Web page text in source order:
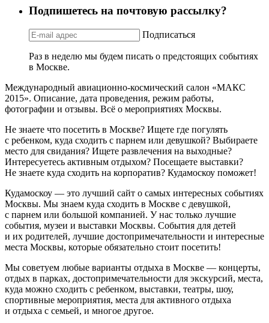
Подпишетесь на почтовую рассылку?
Подписаться
Раз в неделю мы будем писать о предстоящих событиях
в Москве.
Международный авиационно-космический салон «МАКС
2015». Описание, дата проведения, режим работы,
фотографии и отзывы. Всё о мероприятиях Москвы.
Не знаете что посетить в Москве? Ищете где погулять
с ребенком, куда сходить с парнем или девушкой? Выбираете
место для свидания? Ищете развлечения на выходные?
Интересуетесь активным отдыхом? Посещаете выставки?
Не знаете куда сходить на корпоратив? Кудамоскоу поможет!
Кудамоскоу — это лучший сайт о самых интересных событиях
Москвы. Мы знаем куда сходить в Москве с девушкой,
с парнем или большой компанией. У нас только лучшие
события, музеи и выставки Москвы. События для детей
и их родителей, лучшие достопримечательности и интересные
места Москвы, которые обязательно стоит посетить!
Мы советуем любые варианты отдыха в Москве — концерты,
отдых в парках, достопримечательности для экскурсий, места,
куда можно сходить с ребенком, выставки, театры, шоу,
спортивные мероприятия, места для активного отдыха
и отдыха с семьей, и многое другое.